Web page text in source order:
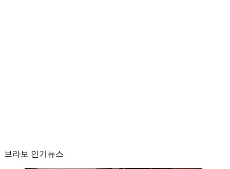
브라보 인기뉴스